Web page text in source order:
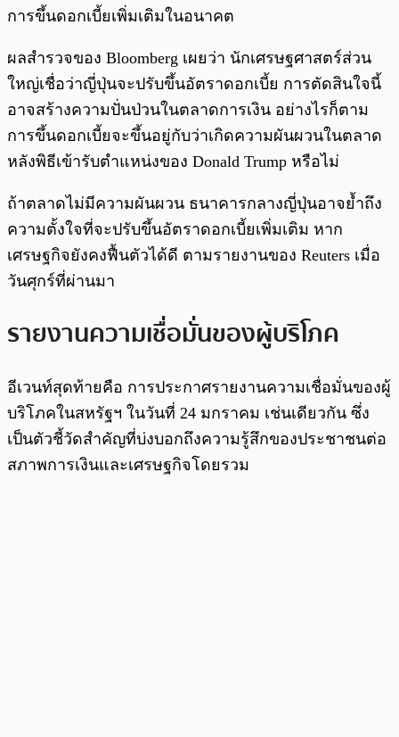
การขึ้นดอกเบี้ยเพิ่มเติมในอนาคต
ผลสำรวจของ Bloomberg เผยว่า นักเศรษฐศาสตร์ส่วน
ใหญ่เชื่อว่าญี่ปุ่นจะปรับขึ้นอัตราดอกเบี้ย การตัดสินใจนี้
อาจสร้างความปั่นป่วนในตลาดการเงิน อย่างไรก็ตาม
การขึ้นดอกเบี้ยจะขึ้นอยู่กับว่าเกิดความผันผวนในตลาด
หลังพิธีเข้ารับตำแหน่งของ Donald Trump หรือไม่
ถ้าตลาดไม่มีความผันผวน ธนาคารกลางญี่ปุ่นอาจย้ำถึง
ความตั้งใจที่จะปรับขึ้นอัตราดอกเบี้ยเพิ่มเติม หาก
เศรษฐกิจยังคงฟื้นตัวได้ดี ตามรายงานของ Reuters เมื่อ
วันศุกร์ที่ผ่านมา
รายงานความเชื่อมั่นของผู้บริโภค
อีเวนท์สุดท้ายคือ การประกาศรายงานความเชื่อมั่นของผู้
บริโภคในสหรัฐฯ ในวันที่ 24 มกราคม เช่นเดียวกัน ซึ่ง
เป็นตัวชี้วัดสำคัญที่บ่งบอกถึงความรู้สึกของประชาชนต่อ
สภาพการเงินและเศรษฐกิจโดยรวม